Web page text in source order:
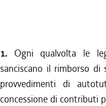
1. Ogni qualvolta le
sanciscano il rimborso
provvedimenti di
concessione di contributi